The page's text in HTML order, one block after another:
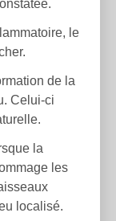
le
de la
Celui-ci
la
les
localisé.